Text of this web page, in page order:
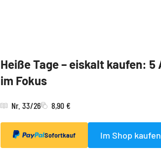
Heiße Tage – eiskalt kaufen: 5
im Fokus
Nr. 33/26 8,90 €
Sofortkauf Im Shop kaufen